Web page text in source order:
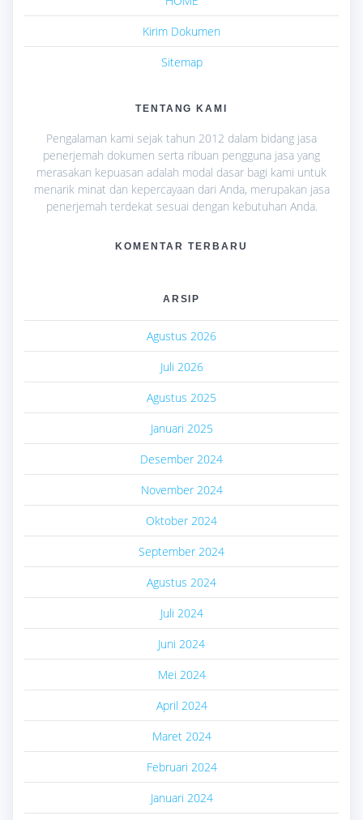
Kirim Dokumen
Sitemap
TENTANG KAMI
Pengalaman kami sejak tahun 2012 dalam bidang jasa
penerjemah dokumen serta ribuan pengguna jasa yang
merasakan kepuasan adalah modal dasar bagi kami untuk
menarik minat dan kepercayaan dari Anda, merupakan jasa
penerjemah terdekat sesuai dengan kebutuhan Anda.
KOMENTAR TERBARU
ARSIP
Agustus 2026
Juli 2026
Agustus 2025
Januari 2025
Desember 2024
November 2024
Oktober 2024
September 2024
Agustus 2024
Juli 2024
Juni 2024
Mei 2024
April 2024
Maret 2024
Februari 2024
Januari 2024